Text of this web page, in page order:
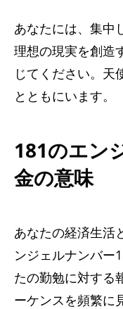
あなたには、集中
理想の現実を創造
じてください。天
とともにいます。
181のエン
金の意味
あなたの経済生活
ンジェルナンバー
たの勤勉に対する
ーケンスを頻繁に